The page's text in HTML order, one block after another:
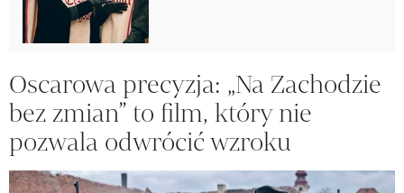
Oscarowa precyzja: „Na Zachodzie
bez zmian” to film, który nie
pozwala odwrócić wzroku